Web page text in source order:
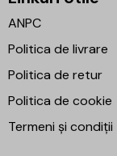
ANPC
Politica de livrare
Politica de retur
Politica de cookie
Termeni și condiții